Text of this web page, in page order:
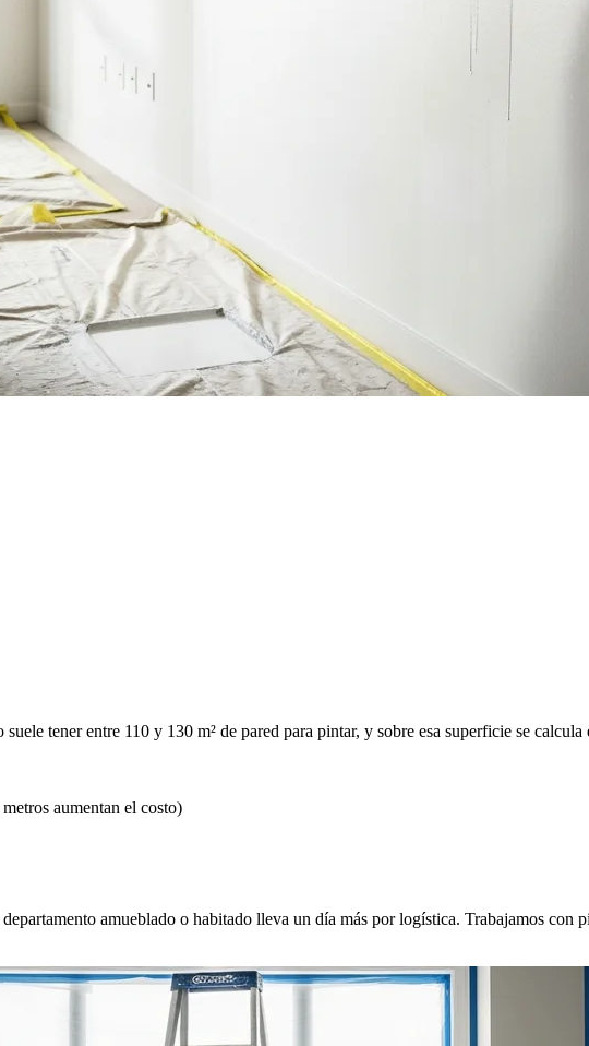
tener entre 110 y 130 m² de pared para pintar, y sobre esa superficie se
aumentan el costo)
amueblado o habitado lleva un día más por logística. Trabajamos con